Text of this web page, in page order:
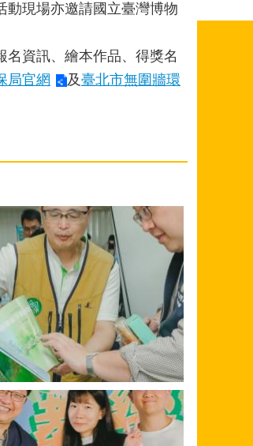
動現場亦邀請國立臺灣博物
資訊、繪本作品、得獎名
局官網 及臺北市無圍牆環